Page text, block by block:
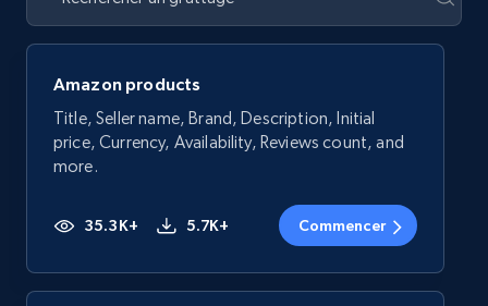
Amazon products
Title, Seller name, Brand, Description, Initial
price, Currency, Availability, Reviews count, and
more.
35.3K+ 5.7K+ Commencer